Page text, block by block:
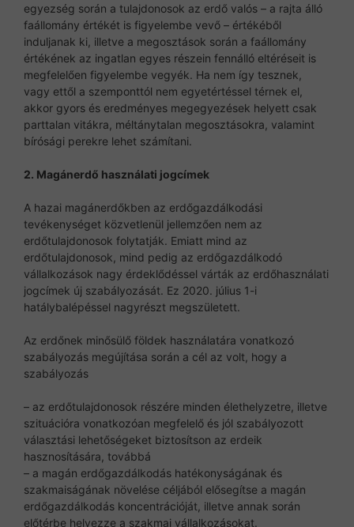
egyezség során a tulajdonosok az erdő valós – a rajta álló
faállomány értékét is figyelembe vevő – értékéből
induljanak ki, illetve a megosztások során a faállomány
értékének az ingatlan egyes részein fennálló eltéréseit is
megfelelően figyelembe vegyék. Ha nem így tesznek,
vagy ettől a szemponttól nem egyetértéssel térnek el,
akkor gyors és eredményes megegyezések helyett csak
parttalan vitákra, méltánytalan megosztásokra, valamint
bírósági perekre lehet számítani.
2. Magánerdő használati jogcímek
A hazai magánerdőkben az erdőgazdálkodási
tevékenységet közvetlenül jellemzően nem az
erdőtulajdonosok folytatják. Emiatt mind az
erdőtulajdonosok, mind pedig az erdőgazdálkodó
vállalkozások nagy érdeklődéssel várták az erdőhasználati
jogcímek új szabályozását. Ez 2020. július 1-i
hatálybalépéssel nagyrészt megszületett.
Az erdőnek minősülő földek használatára vonatkozó
szabályozás megújítása során a cél az volt, hogy a
szabályozás
– az erdőtulajdonosok részére minden élethelyzetre, illetve
szituációra vonatkozóan megfelelő és jól szabályozott
választási lehetőségeket biztosítson az erdeik
hasznosítására, továbbá
– a magán erdőgazdálkodás hatékonyságának és
szakmaiságának növelése céljából elősegítse a magán
erdőgazdálkodás koncentrációját, illetve annak során
előtérbe helyezze a szakmai vállalkozásokat.